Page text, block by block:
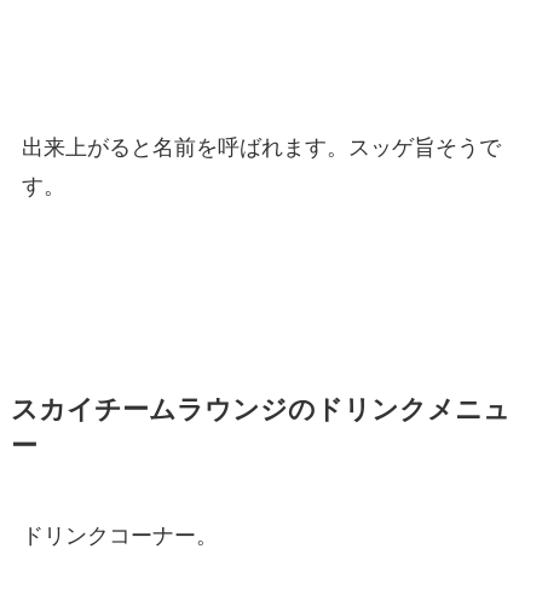
出来上がると名前を呼ばれます。スッゲ旨そうで
す。
スカイチームラウンジのドリンクメニュ
ー
ドリンクコーナー。